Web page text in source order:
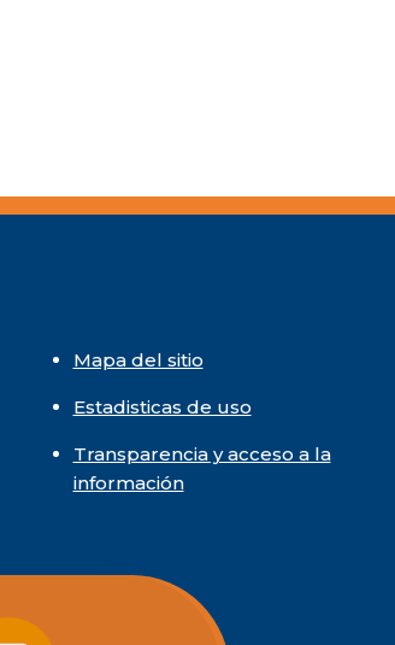
Mapa del sitio
Estadisticas de uso
Transparencia y acceso a la
información